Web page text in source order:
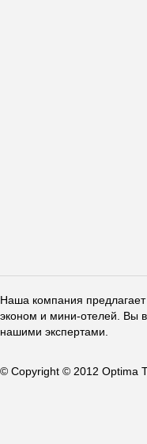
Наша компания предлагает
эконом и мини-отелей. Вы
нашими экспертами.
© Copyright © 2012 Optima